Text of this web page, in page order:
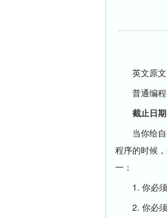
英文原文
普通编程
截止日
当你给自
程序的时候
一：
1. 你必须
2. 你必须